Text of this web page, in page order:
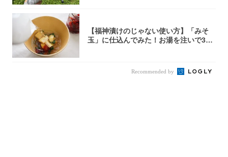
【福神漬けのじゃない使い方】「みそ
玉」に仕込んでみた！お湯を注いで30
Recommended by